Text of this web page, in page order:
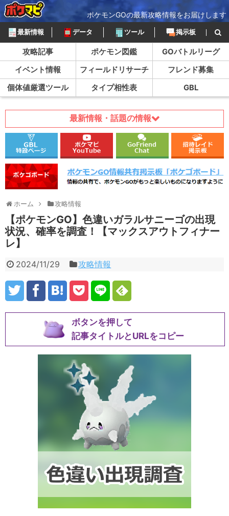
ポケモンGOの最新攻略情報をお届けします
最新情報 データ ツール 掲示板
攻略記事 ポケモン図鑑
GOバトルリーグ
イベント情報
フィールドリサーチ
フレンド募集
個体値厳選ツール
タイプ相性表 GBL
最新情報・話題の情報
ホーム 攻略情報
【ポケモンGO】色違いガラルサニーゴの出現
状況、確率を調査！【マックスアウトフィナー
レ】
2024/11/29 攻略情報
ボタンを押して
記事タイトルとURLをコピー